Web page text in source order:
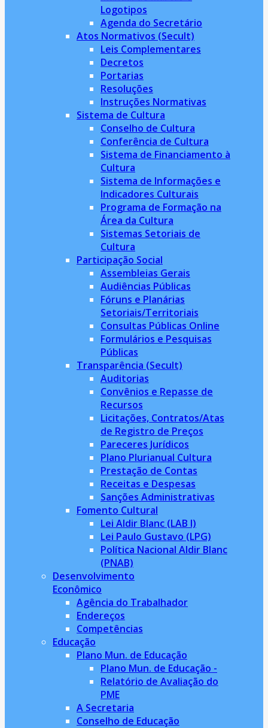
Logotipos
Agenda do Secretário
Atos Normativos (Secult)
Leis Complementares
Decretos
Portarias
Resoluções
Instruções Normativas
Sistema de Cultura
Conselho de Cultura
Conferência de Cultura
Sistema de Financiamento à
Cultura
Sistema de Informações e
Indicadores Culturais
Programa de Formação na
Área da Cultura
Sistemas Setoriais de
Cultura
Participação Social
Assembleias Gerais
Audiências Públicas
Fóruns e Planárias
Setoriais/Territoriais
Consultas Públicas Online
Formulários e Pesquisas
Públicas
Transparência (Secult)
Auditorias
Convênios e Repasse de
Recursos
Licitações, Contratos/Atas
de Registro de Preços
Pareceres Jurídicos
Plano Plurianual Cultura
Prestação de Contas
Receitas e Despesas
Sanções Administrativas
Fomento Cultural
Lei Aldir Blanc (LAB I)
Lei Paulo Gustavo (LPG)
Política Nacional Aldir Blanc
(PNAB)
Desenvolvimento
Econômico
Agência do Trabalhador
Endereços
Competências
Educação
Plano Mun. de Educação
Plano Mun. de Educação -
Relatório de Avaliação do
PME
A Secretaria
Conselho de Educação